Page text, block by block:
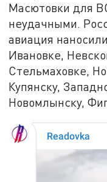
Масютовки для
неудачными.
авиация
Ивановке,
Стельмаховке,
Купянску,
Новомлынску,